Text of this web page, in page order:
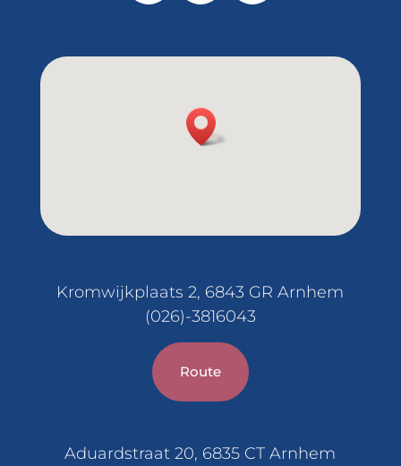
Kromwijkplaats 2, 6843 GR Arnhem
(026)-3816043
Route
Aduardstraat 20, 6835 CT Arnhem